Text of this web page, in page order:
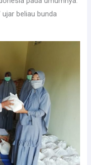
ujar beliau bunda